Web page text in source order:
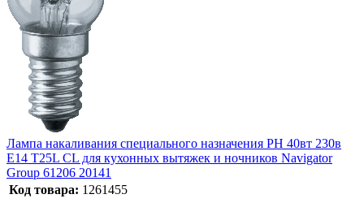
Лампа накаливания специального назначения РН 40вт 230в
Е14 T25L CL для кухонных вытяжек и ночников Navigator
Group 61206 20141
Код товара: 1261455